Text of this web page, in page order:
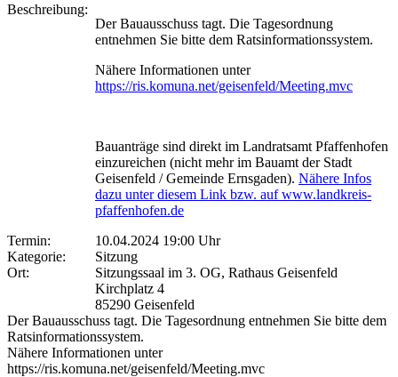
Beschreibung:
Der Bauausschuss tagt. Die Tagesordnung
entnehmen Sie bitte dem Ratsinformationssystem.
Nähere Informationen unter
https://ris.komuna.net/geisenfeld/Meeting.mvc
Bauanträge sind direkt im Landratsamt Pfaffenhofen
einzureichen (nicht mehr im Bauamt der Stadt
Geisenfeld / Gemeinde Ernsgaden). Nähere Infos
dazu unter diesem Link bzw. auf www.landkreis-
pfaffenhofen.de
Termin:
10.04.2024 19:00 Uhr
Kategorie:
Sitzung
Ort:
Sitzungssaal im 3. OG, Rathaus Geisenfeld
Kirchplatz 4
85290 Geisenfeld
Der Bauausschuss tagt. Die Tagesordnung entnehmen Sie bitte dem
Ratsinformationssystem.
Nähere Informationen unter
https://ris.komuna.net/geisenfeld/Meeting.mvc